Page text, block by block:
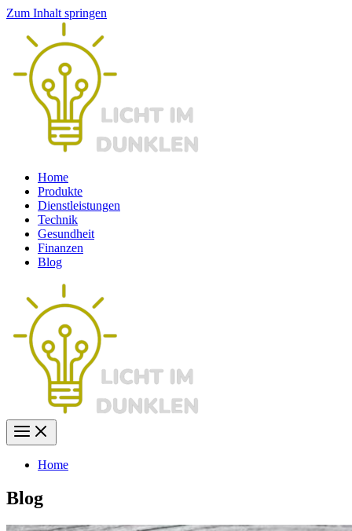
Zum Inhalt springen
Home
Produkte
Dienstleistungen
Technik
Gesundheit
Finanzen
Blog
Home
Blog